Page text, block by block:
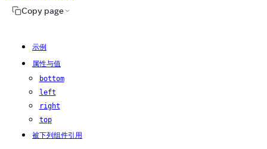
Copy page
示例
属性与值
bottom
left
right
top
被下列组件引用